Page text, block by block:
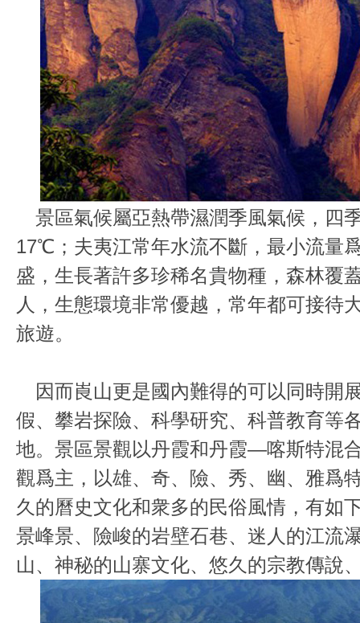
景區氣候屬亞熱帶濕潤季風氣候，四
17℃；夫夷江常年水流不斷，最小流量
盛，生長著許多珍稀名貴物種，森林覆
人，生態環境非常優越，常年都可接待
旅遊。
因而崀山更是國內難得的可以同時開
假、攀岩探險、科學研究、科普教育等
地。景區景觀以丹霞和丹霞—喀斯特混
觀爲主，以雄、奇、險、秀、幽、雅爲
久的曆史文化和衆多的民俗風情，有如
景峰景、險峻的岩壁石巷、迷人的江流
山、神秘的山寨文化、悠久的宗教傳說